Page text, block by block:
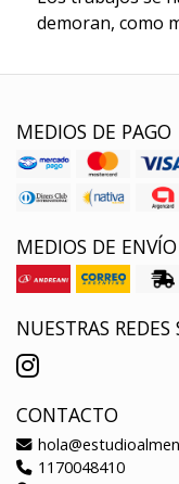
demoran, como
MEDIOS DE PAGO
MEDIOS DE ENVÍO
NUESTRAS REDES
CONTACTO
1170048410